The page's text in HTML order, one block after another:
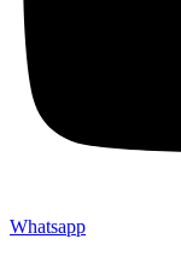
Whatsapp